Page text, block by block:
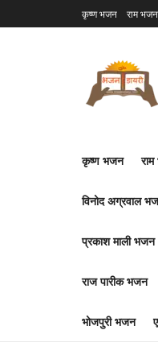
कृष्ण भजन राम भजन
कृष्ण भजन
विनोद अग्रवाल
प्रकाश माली भजन
राज पारीक भजन
भोजपुरी भजन